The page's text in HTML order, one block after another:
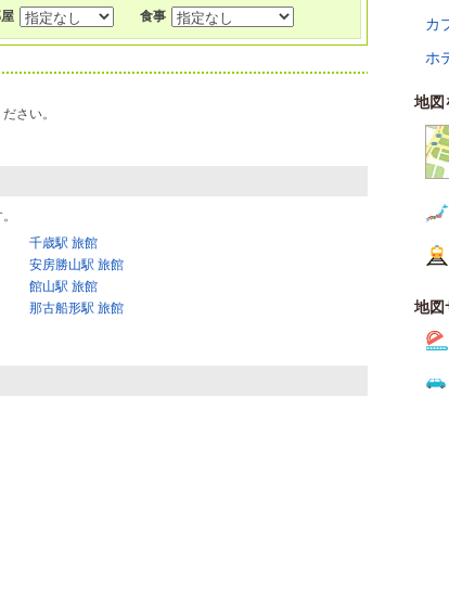
食事
さい。
千歳駅 旅館
安房勝山駅 旅館
館山駅 旅館
那古船形駅 旅館
カ
ホ
地図
地図